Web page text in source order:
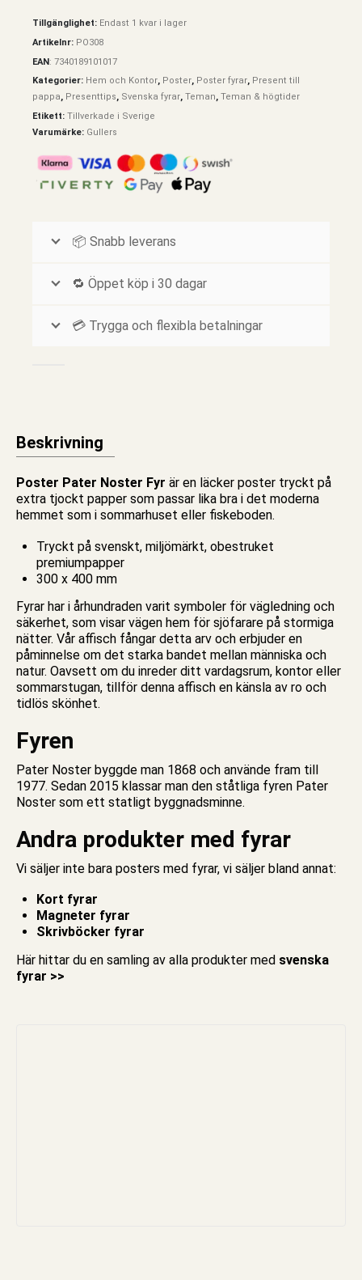
Tillgänglighet: Endast 1 kvar i lager
Artikelnr: PO308
EAN: 7340189101017
Kategorier: Hem och Kontor, Poster, Poster fyrar, Present till
pappa, Presenttips, Svenska fyrar, Teman, Teman & högtider
Etikett: Tillverkade i Sverige
Varumärke: Gullers
📦 Snabb leverans
🔁 Öppet köp i 30 dagar
💳 Trygga och flexibla betalningar
Beskrivning
Poster Pater Noster Fyr är en läcker poster tryckt på
extra tjockt papper som passar lika bra i det moderna
hemmet som i sommarhuset eller fiskeboden.
Tryckt på svenskt, miljömärkt, obestruket
premiumpapper
300 x 400 mm
Fyrar har i århundraden varit symboler för vägledning och
säkerhet, som visar vägen hem för sjöfarare på stormiga
nätter. Vår affisch fångar detta arv och erbjuder en
påminnelse om det starka bandet mellan människa och
natur. Oavsett om du inreder ditt vardagsrum, kontor eller
sommarstugan, tillför denna affisch en känsla av ro och
tidlös skönhet.
Fyren
Pater Noster byggde man 1868 och använde fram till
1977. Sedan 2015 klassar man den ståtliga fyren Pater
Noster som ett statligt byggnadsminne.
Andra produkter med fyrar
Vi säljer inte bara posters med fyrar, vi säljer bland annat:
Kort fyrar
Magneter fyrar
Skrivböcker fyrar
Här hittar du en samling av alla produkter med svenska
fyrar >>